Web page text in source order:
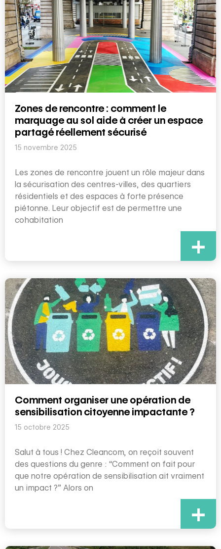
Zones de rencontre : comment le
marquage au sol aide à créer un espace
partagé réellement sécurisé
15 novembre 2025
Les zones de rencontre jouent un rôle majeur dans
la sécurisation des centres-villes, des quartiers
résidentiels et des espaces à forte présence
piétonne. Leur objectif est de permettre une
cohabitation
+
Comment organiser une opération de
sensibilisation citoyenne impactante ?
15 octobre 2025
Salut à tous ! Chez Cleancom, on reçoit souvent
des questions du genre : “Comment on fait pour
que notre opération de sensibilisation ait vraiment
un impact ?” Alors on
+